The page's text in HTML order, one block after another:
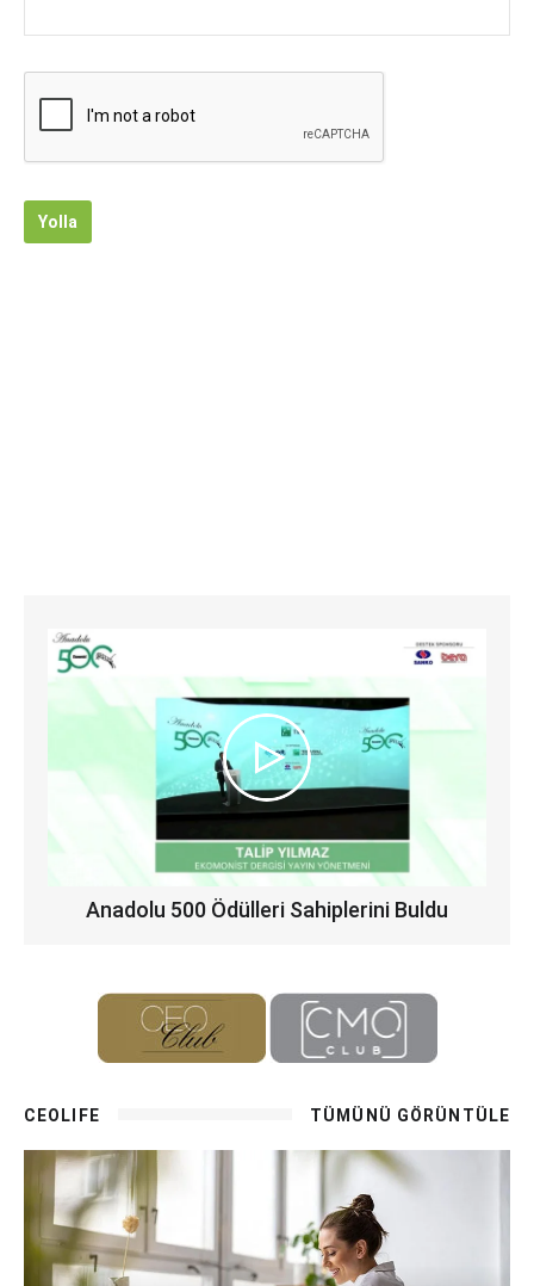
Yolla
Anadolu 500 Ödülleri Sahiplerini Buldu
CEOLIFE TÜMÜNÜ GÖRÜNTÜLE